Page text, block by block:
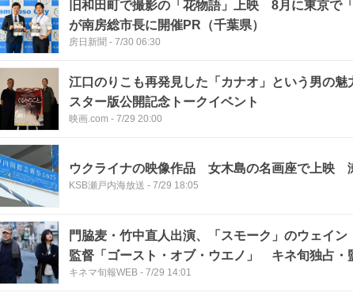
旧和田町で撮影の「花物語」上映 8月に東京で
が南房総市長に開催PR（千葉県）
房日新聞 - 7/30 06:30
江口のりこも再発見した「カナオ」という男の
スター版公開記念トークイベント
映画.com - 7/29 20:00
ウクライナの映像作品 女木島の名画座で上映
KSB瀬戸内海放送 - 7/29 18:05
門脇麦・竹中直人出演、「スモーク」のウェイ
監督「ゴースト・オブ・ウエノ」 キネ旬独占・
キネマ旬報WEB - 7/29 14:01